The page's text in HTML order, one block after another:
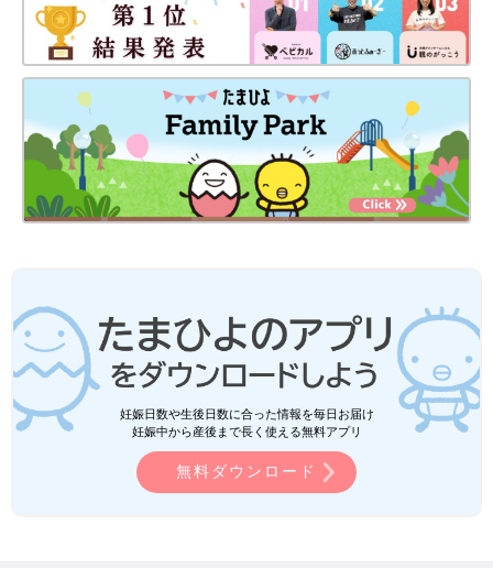
妊娠日数や生後日数に合った情報を毎日お届け
妊娠中から産後まで長く使える無料アプリ
無料ダウンロード